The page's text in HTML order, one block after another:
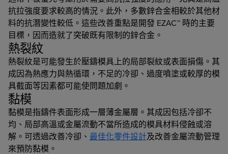
抗拉強度要求較高的情況。此外，多數鋅合金相較於其他材
料的抗潛變性較低。這些改善重點是開發 EZAC™ 時的主要
目標，因而造就了突破既有限制的鋅合金。
熱裂紋
熱裂紋是可能發生於壓鑄模具上的局部裂紋或表面損傷。其
成因為熱應力與熱循環，不足的冷卻、過度噴塗或較厚的模
具截面等因素都可能使問題加劇。
黏模
黏模是指鑄件表面形成一層薄金屬層。其成因包括冷卻不
均、局部高溫或金屬流動不當所造成的模具材料侵蝕或溶
解。可透過改善冷卻、 最佳化零件設計及改善金屬流動管理
來預防黏模。